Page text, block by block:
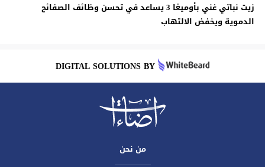
زيت نباتي غني بأوميغا 3 يساعد في تحسن وظائف الصفائح
الدموية ويخفض الالتهاب
DIGITAL SOLUTIONS BY
من نحن